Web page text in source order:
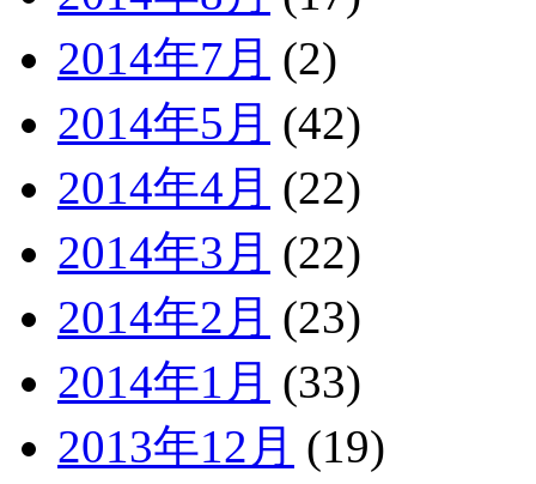
2014年7月 (2)
2014年5月 (42)
2014年4月 (22)
2014年3月 (22)
2014年2月 (23)
2014年1月 (33)
2013年12月 (19)